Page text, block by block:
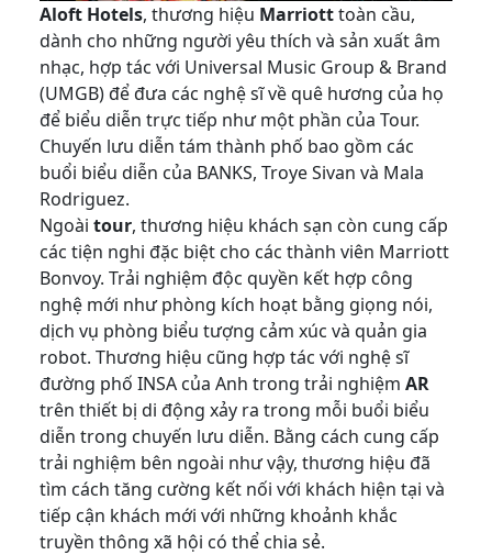
Aloft Hotels, thương hiệu Marriotttoàn cầu,
dành cho những người yêu thích và sản xuất âm
nhạc, hợp tác với Universal Music Group & Brand
(UMGB) để đưa các nghệ sĩ về quê hương của họ
để biểu diễn trực tiếp như một phần của Tour.
Chuyến lưu diễn tám thành phố bao gồm các
buổi biểu diễn của BANKS, Troye Sivan và Mala
Rodriguez.
Ngoài tour, thương hiệu khách sạn còn cung cấp
các tiện nghi đặc biệt cho các thành viên Marriott
Bonvoy. Trải nghiệm độc quyền kết hợp công
nghệ mới như phòng kích hoạt bằng giọng nói,
dịch vụ phòng biểu tượng cảm xúc và quản gia
robot. Thương hiệu cũng hợp tác với nghệ sĩ
đường phố INSA của Anh trong trải nghiệm AR
trên thiết bị di động xảy ra trong mỗi buổi biểu
diễn trong chuyến lưu diễn. Bằng cách cung cấp
trải nghiệm bên ngoài như vậy, thương hiệu đã
tìm cách tăng cường kết nối với khách hiện tại và
tiếp cận khách mới với những khoảnh khắc
truyền thông xã hội có thể chia sẻ.